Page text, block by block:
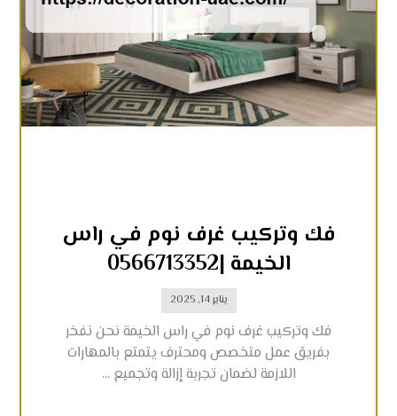
فك وتركيب غرف نوم في راس
الخيمة |0566713352
يناير 14, 2025
فك وتركيب غرف نوم في راس الخيمة نحن نفخر
بفريق عمل متخصص ومحترف يتمتع بالمهارات
اللازمة لضمان تجربة إزالة وتجميع ...